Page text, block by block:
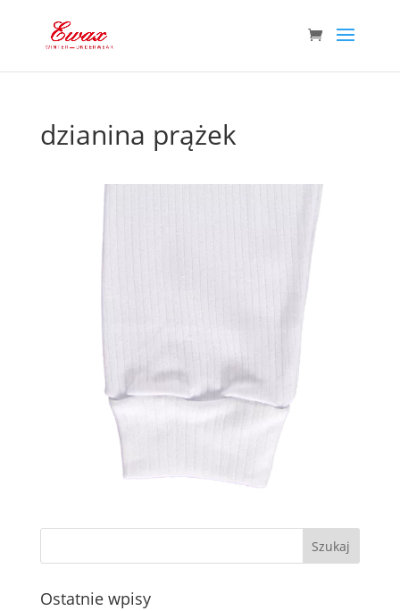
dzianina prążek
Ostatnie wpisy